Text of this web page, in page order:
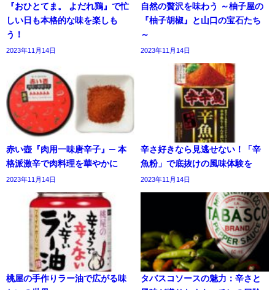
『おひとてま。 よだれ鶏』で忙
しい日も本格的な味を楽しも
う！
2023年11月14日
自然の贅沢を味わう ～柚子屋の
『柚子胡椒』と山口の宝石たち
～
2023年11月14日
赤い壺『肉用一味唐辛子』─ 本
格派激辛で肉料理を華やかに
2023年11月14日
辛さ好きなら見逃せない！「辛
魚粉」で底抜けの風味体験を
2023年11月14日
桃屋の手作りラー油で広がる味
タバスコソースの魅力：辛さと